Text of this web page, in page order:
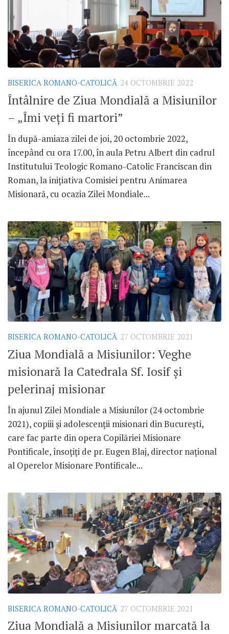
BISERICA ROMANO-CATOLICĂ 24 OCTOMBRIE 2022
Întâlnire de Ziua Mondială a Misiunilor
– „Îmi veți fi martori”
În după-amiaza zilei de joi, 20 octombrie 2022,
începând cu ora 17.00, în aula Petru Albert din cadrul
Institutului Teologic Romano-Catolic Franciscan din
Roman, la inițiativa Comisiei pentru Animarea
Misionară, cu ocazia Zilei Mondiale...
BISERICA ROMANO-CATOLICĂ 27 OCTOMBRIE 2021
Ziua Mondială a Misiunilor: Veghe
misionară la Catedrala Sf. Iosif și
pelerinaj misionar
În ajunul Zilei Mondiale a Misiunilor (24 octombrie
2021), copiii și adolescenții misionari din București,
care fac parte din opera Copilăriei Misionare
Pontificale, însoțiți de pr. Eugen Blaj, director național
al Operelor Misionare Pontificale...
BISERICA ROMANO-CATOLICĂ 27 OCTOMBRIE 2021
Ziua Mondială a Misiunilor marcată la